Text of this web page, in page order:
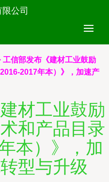
公司
工信部发布《建材工业鼓励
2017年本）》，加速产
材工业鼓励
和产品目录
本）》，加
型与升级